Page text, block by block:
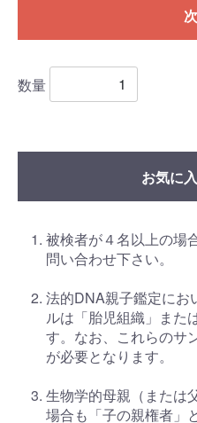
数量
お気に
被検者が４名以上の場
問い合わせ下さい。
法的DNA親子鑑定にお
ルは「胎児組織」また
す。なお、これらのサ
が必要となります。
生物学的母親（または
場合も「子の親権者」